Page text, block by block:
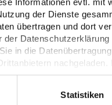
der Dienste
übertragen und dort
Datenschutzerklärung
Sie in die
Sie sich auf
Statistiken
unsereBerechnungshilfe